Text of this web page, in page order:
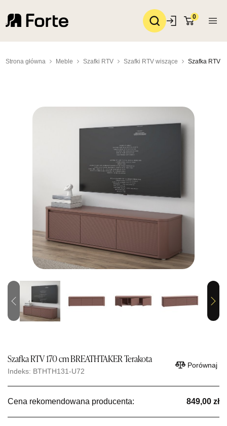
0
Strona główna Meble Szafki RTV Szafki RTV wiszące Szafka RTV
Previous Next
Szafka RTV 170 cm BREATHTAKER Terakota
Indeks: BTHTH131-U72
Porównaj
Cena rekomendowana producenta: 849,00 zł